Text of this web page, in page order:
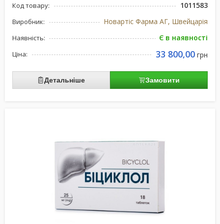
Код товару: 1011583
Виробник: Новартіс Фарма АГ, Швейцарія
Наявність: Є в наявності
Ціна: 33 800,00 грн
Детальніше Замовити